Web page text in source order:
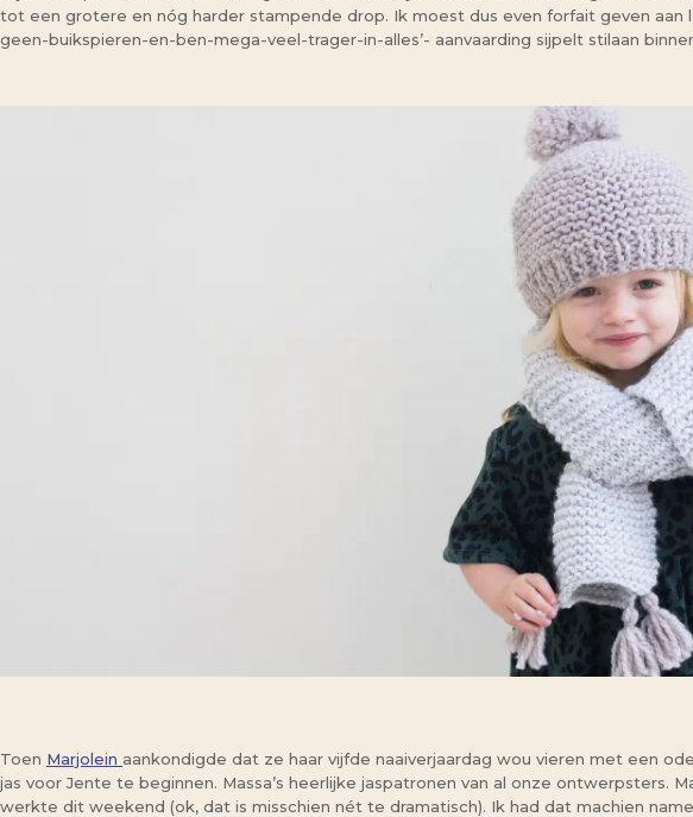
tot een grotere en nóg harder stampende drop. Ik moest dus even forfait geven
geen-buikspieren-en-ben-mega-veel-trager-in-alles’- aanvaarding sijpelt stilaan
Toen Marjolein aankondigde dat ze haar vijfde naaiverjaardag wou vieren met een
jas voor Jente te beginnen. Massa’s heerlijke jaspatronen van al onze ontwerpsters.
werkte dit weekend (ok, dat is misschien nét te dramatisch). Ik had dat machien